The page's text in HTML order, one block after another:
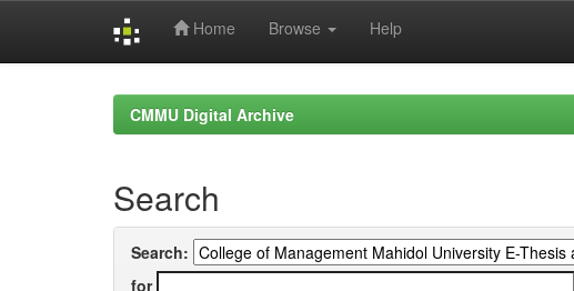
Home Browse Help
CMMU Digital Archive
Search
Search:
for